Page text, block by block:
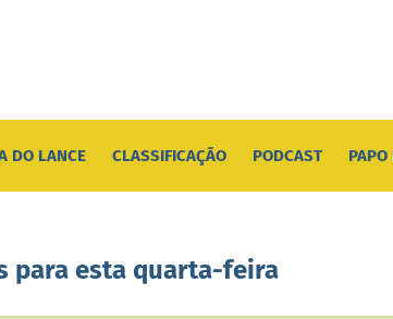
DO LANCE CLASSIFICAÇÃO PODCAST PAPO
para esta quarta-feira